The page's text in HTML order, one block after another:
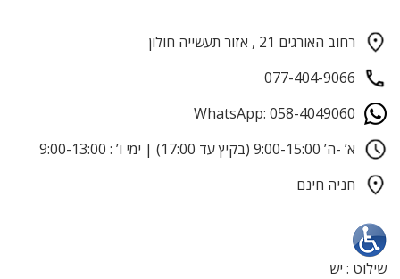
רחוב האורגים 21 , אזור תעשייה חולון
077-404-9066
WhatsApp: 058-4049060
א’ -ה’ 9:00-15:00 (בקיץ עד 17:00) | ימי ו’ : 9:00-13:00
חניה חינם
שילוט : יש